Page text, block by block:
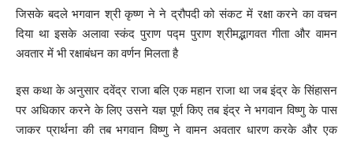
जिसके बदले भगवान श्री कृष्ण ने ने द्रौपदी को संकट में रक्षा करने का वचन
दिया था इसके अलावा स्कंद पुराण पद्म पुराण श्रीमद्भागवत गीता और वामन
अवतार में भी रक्षाबंधन का वर्णन मिलता है
इस कथा के अनुसार दवेंद्र राजा बलि एक महान राजा था जब इंद्र के सिंहासन
पर अधिकार करने के लिए उसने यज्ञ पूर्ण किए तब इंद्र ने भगवान विष्णु के पास
जाकर प्रार्थना की तब भगवान विष्णु ने वामन अवतार धारण करके और एक